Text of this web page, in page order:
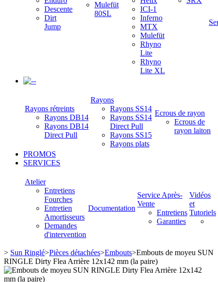
Descente
Dirt
Jump
Mulefüt
80SL
ICI-1
Inferno
MTX
Mulefüt
Rhyno
Lite
Rhyno
Lite XL
-
Rayons rétreints
Rayons DB14
Rayons DB14
Direct Pull
Rayons
Rayons SS14
Rayons SS14
Direct Pull
Rayons SS15
Rayons plats
Ecrous de rayon
Ecrous de
rayon laiton
PROMOS
SERVICES
Atelier
Entretiens
Fourches
Entretien
Amortisseurs
Demandes
d'intervention
Documentation
Service Après-
Vente
Entretiens
Garanties
Vidéos
et
Tutoriels
> Sun Ringlé>Pièces détachées>Embouts>Embouts de moyeu SUN
RINGLE Dirty Flea Arrière 12x142 mm (la paire)